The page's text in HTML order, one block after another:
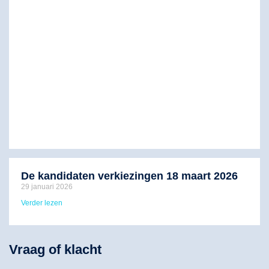
De kandidaten verkiezingen 18 maart 2026
29 januari 2026
Verder lezen
Vraag of klacht